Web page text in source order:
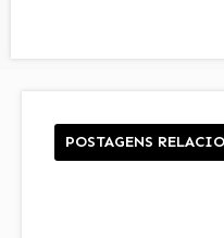
POSTAGENS